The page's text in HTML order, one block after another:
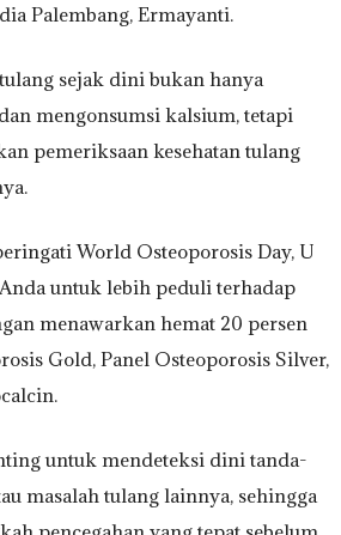
Palembang, Ermayanti.
sejak dini bukan hanya
mengonsumsi kalsium, tetapi
pemeriksaan kesehatan tulang
World Osteoporosis Day, U
untuk lebih peduli terhadap
menawarkan hemat 20 persen
Gold, Panel Osteoporosis Silver,
untuk mendeteksi dini tanda-
masalah tulang lainnya, sehingga